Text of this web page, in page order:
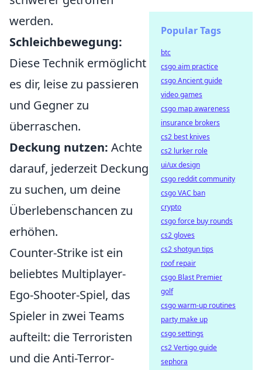
werden.
Schleichbewegung:
Diese Technik ermöglicht
es dir, leise zu passieren
und Gegner zu
überraschen.
Deckung nutzen: Achte
darauf, jederzeit Deckung
zu suchen, um deine
Überlebenschancen zu
erhöhen.
Counter-Strike ist ein
beliebtes Multiplayer-
Ego-Shooter-Spiel, das
Spieler in zwei Teams
aufteilt: die Terroristen
und die Anti-Terror-
Popular Tags
btc
csgo aim practice
csgo Ancient guide
video games
csgo map awareness
insurance brokers
cs2 best knives
cs2 lurker role
ui/ux design
csgo reddit community
csgo VAC ban
crypto
csgo force buy rounds
cs2 gloves
cs2 shotgun tips
roof repair
csgo Blast Premier
golf
csgo warm-up routines
party make up
csgo settings
cs2 Vertigo guide
sephora